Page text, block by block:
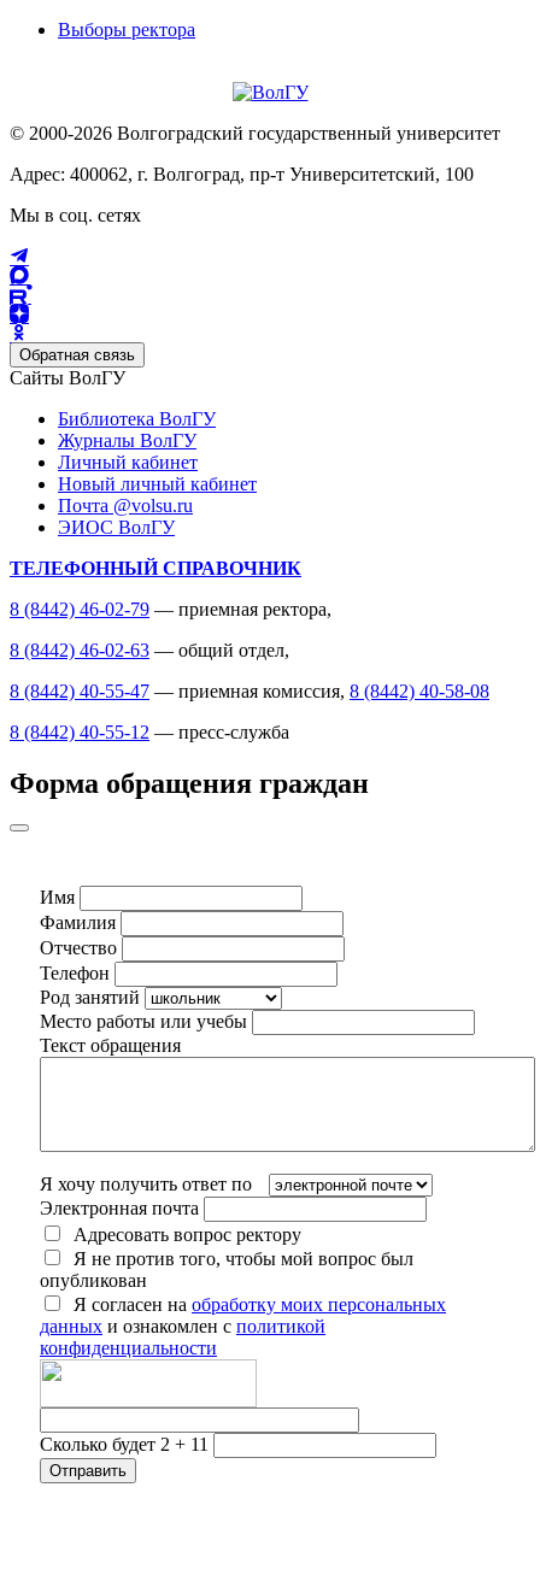
Выборы ректора
© 2000-2026 Волгоградский государственный университет
Адрес: 400062, г. Волгоград, пр-т Университетский, 100
Мы в соц. сетях
Обратная связь
Сайты ВолГУ
Библиотека ВолГУ
Журналы ВолГУ
Личный кабинет
Новый личный кабинет
Почта @volsu.ru
ЭИОС ВолГУ
ТЕЛЕФОННЫЙ СПРАВОЧНИК
8 (8442) 46-02-79 — приемная ректора,
8 (8442) 46-02-63 — общий отдел,
8 (8442) 40-55-47 — приемная комиссия, 8 (8442) 40-58-08
8 (8442) 40-55-12 — пресс-служба
Форма обращения граждан
Имя
Фамилия
Отчество
Телефон
Род занятий
Место работы или учебы
Текст обращения
Я хочу получить ответ по
Электронная почта
Адресовать вопрос ректору
Я не против того, чтобы мой вопрос был
опубликован
Я согласен на обработку моих персональных
данных и ознакомлен с политикой
конфиденциальности
Сколько будет 2 + 11